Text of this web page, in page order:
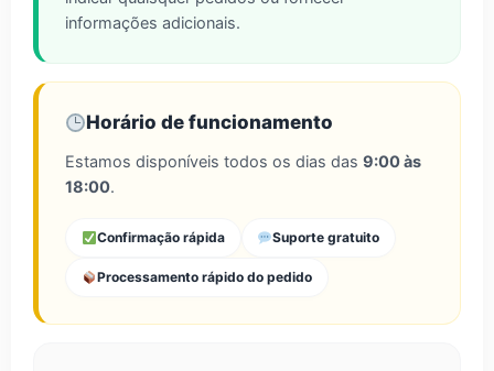
informações adicionais.
Horário de funcionamento
Estamos disponíveis todos os dias das 9:00 às
18:00.
Confirmação rápida Suporte gratuito
Processamento rápido do pedido